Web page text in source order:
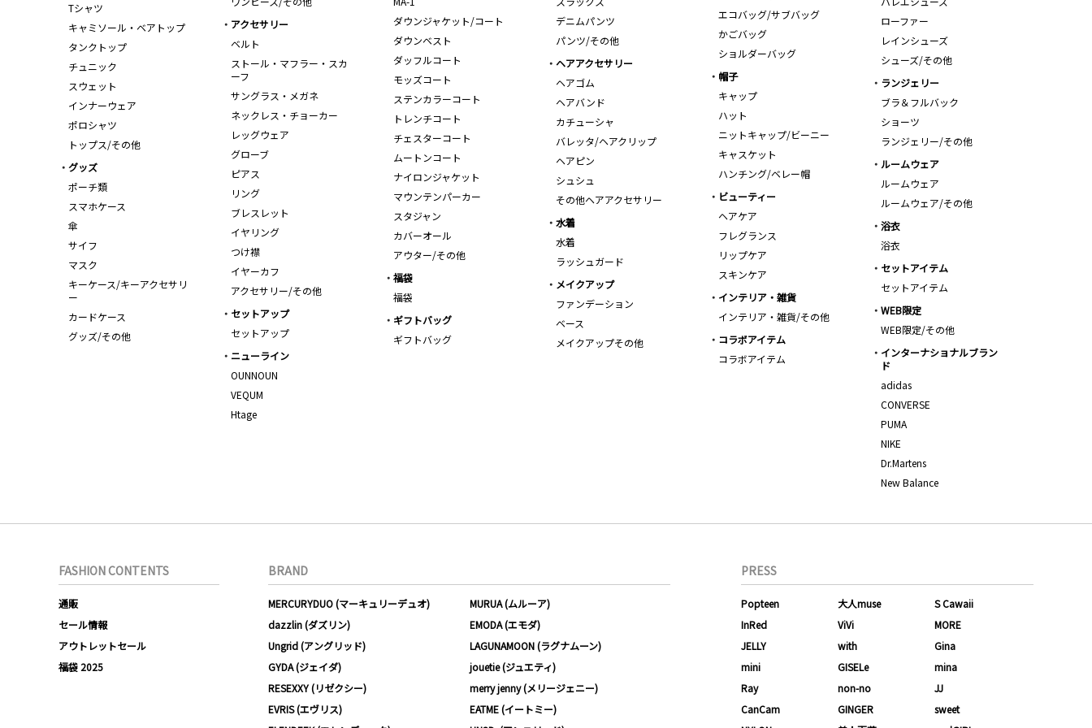
Tシャツ
キャミソール・ベアトップ
タンクトップ
チュニック
スウェット
インナーウェア
ポロシャツ
トップス/その他
ダウンジャケット/コート
ダウンベスト
ダッフルコート
モッズコート
ステンカラーコート
トレンチコート
チェスターコート
ムートンコート
ナイロンジャケット
マウンテンパーカー
スタジャン
カバーオール
アウター/その他
デニムパンツ
パンツ/その他
エコバッグ/サブバッグ
かごバッグ
ショルダーバッグ
ローファー
レインシューズ
シューズ/その他
アクセサリー
ベルト
ストール・マフラー・スカ
ーフ
サングラス・メガネ
ネックレス・チョーカー
レッグウェア
グローブ
ピアス
リング
ブレスレット
イヤリング
つけ襟
イヤーカフ
アクセサリー/その他
ヘアアクセサリー
ヘアゴム
ヘアバンド
カチューシャ
バレッタ/ヘアクリップ
ヘアピン
シュシュ
その他ヘアアクセサリー
帽子
キャップ
ハット
ニットキャップ/ビーニー
キャスケット
ハンチング/ベレー帽
ランジェリー
ブラ＆フルバック
ショーツ
ランジェリー/その他
ルームウェア
ルームウェア
ルームウェア/その他
グッズ
ポーチ類
スマホケース
傘
サイフ
マスク
キーケース/キーアクセサリ
ー
カードケース
グッズ/その他
ビューティー
ヘアケア
フレグランス
リップケア
スキンケア
水着
水着
ラッシュガード
浴衣
浴衣
セットアイテム
セットアイテム
福袋
福袋
メイクアップ
ファンデーション
ベース
メイクアップその他
インテリア・雑貨
インテリア・雑貨/その他
WEB限定
WEB限定/その他
セットアップ
セットアップ
ギフトバッグ
ギフトバッグ
コラボアイテム
コラボアイテム
インターナショナルブラン
ド
adidas
CONVERSE
PUMA
NIKE
Dr.Martens
New Balance
ニューライン
OUNNOUN
VEQUM
Htage
FASHION CONTENTS
通販
セール情報
アウトレットセール
福袋 2025
BRAND
MERCURYDUO (マーキュリーデュオ)
MURUA (ムルーア)
dazzlin (ダズリン)
EMODA (エモダ)
Ungrid (アングリッド)
LAGUNAMOON (ラグナムーン)
GYDA (ジェイダ)
jouetie (ジュエティ)
RESEXXY (リゼクシー)
merry jenny (メリージェニー)
EVRIS (エヴリス)
EATME (イートミー)
PRESS
Popteen 大人muse
S Cawaii
InRed
ViVi
MORE
JELLY
with
Gina
mini
GISELe
mina
Ray
non-no
JJ
CanCam
GINGER
sweet